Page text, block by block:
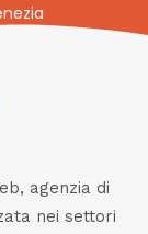
agenzia di
nei settori